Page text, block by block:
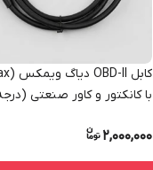
با کانکتور و کاور صنعتی (درجه
2,000,000